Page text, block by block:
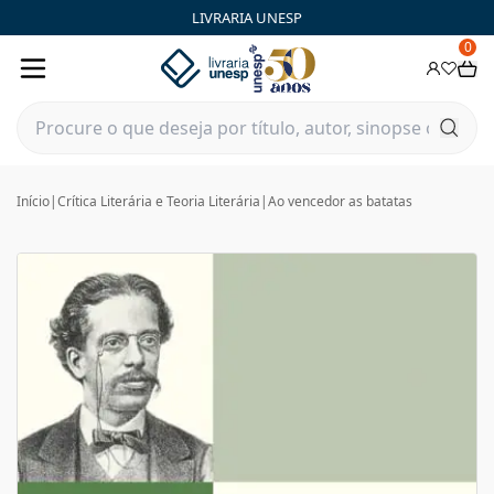
LIVRARIA UNESP
0
Início|Crítica Literária e Teoria Literária |Ao vencedor as batatas